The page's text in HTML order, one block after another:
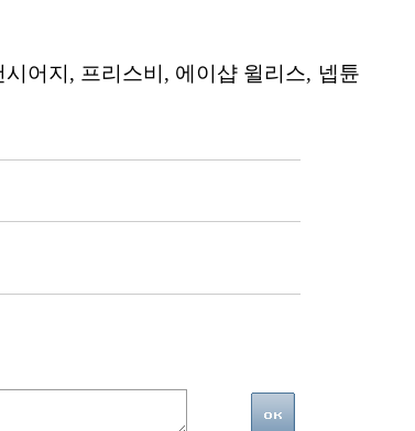
어지, 프리스비, 에이샵 윌리스, 넵튠